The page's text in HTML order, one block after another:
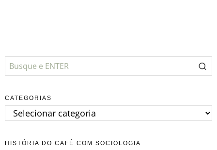
CATEGORIAS
Categorias
HISTÓRIA DO CAFÉ COM SOCIOLOGIA